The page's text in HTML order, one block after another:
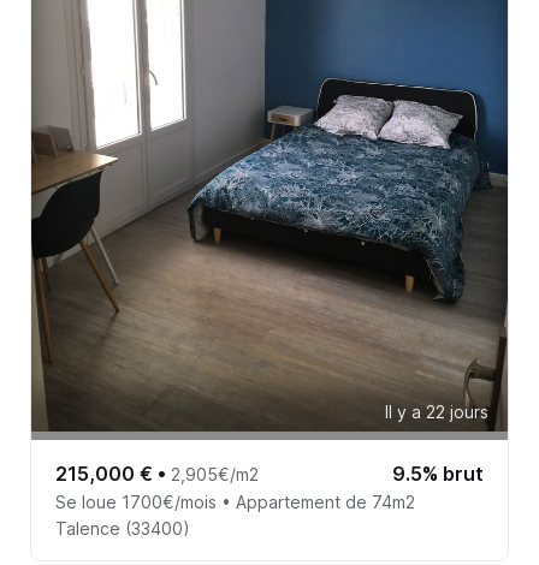
Il y a 22 jours
215,000 € • 2,905€/m2 9.5% brut
Se loue 1700€/mois • Appartement de 74m2
Talence (33400)